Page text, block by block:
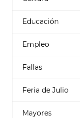
Educación
Empleo
Fallas
Feria de Julio
Mayores